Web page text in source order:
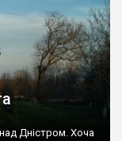
Дністром. Хоча